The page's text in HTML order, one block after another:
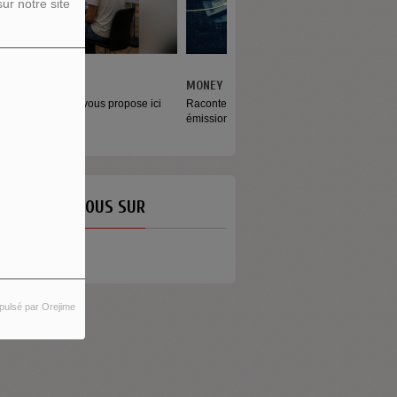
notre site
par Orejime
NOUS SUR